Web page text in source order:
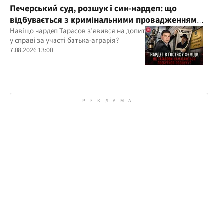
Печерський суд, розшук і син-нардеп: що
відбувається з кримінальними провадженнями
за участі агробарона Тарасова?
Навіщо нардеп Тарасов з'явився на допит
у справі за участі батька-аграрія?
7.08.2026 13:00